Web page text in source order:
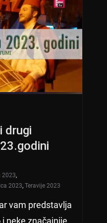
drugi
2023,
2023, Teravije 2023
vam predstavlja